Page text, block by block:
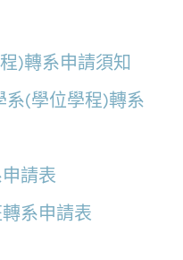
)轉系申請須知
系(學位學程)轉系
請表
系申請表